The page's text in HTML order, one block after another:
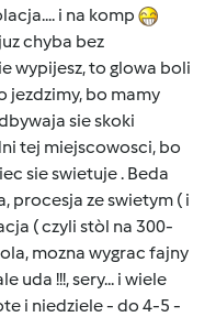
i na komp
chyba bez
wypijesz, to glowa boli
jezdzimy, bo mamy
sie skoki
tej miejscowosci, bo
sie swietuje . Beda
procesja ze swietym ( i
( czyli stòl na 300-
mozna wygrac fajny
uda !!!, sery... i wiele
i niedziele - do 4-5 -